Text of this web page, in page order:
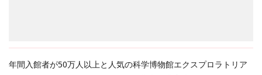
年間入館者が50万人以上と人気の科学博物館エクスプロラトリア